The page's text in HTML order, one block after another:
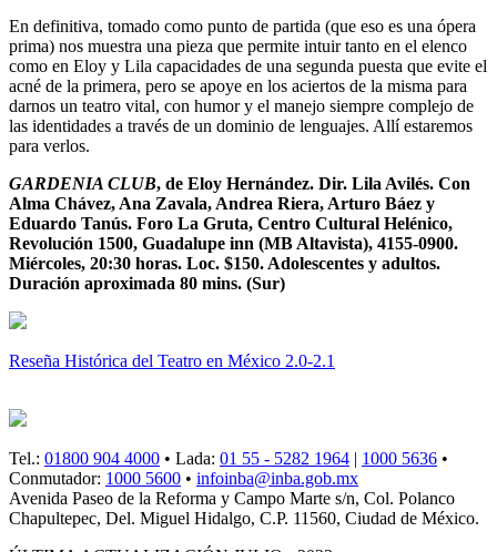
En definitiva, tomado como punto de partida (que eso es una ópera
prima) nos muestra una pieza que permite intuir tanto en el elenco
como en Eloy y Lila capacidades de una segunda puesta que evite el
acné de la primera, pero se apoye en los aciertos de la misma para
darnos un teatro vital, con humor y el manejo siempre complejo de
las identidades a través de un dominio de lenguajes. Allí estaremos
para verlos.
GARDENIA CLUB, de Eloy Hernández. Dir. Lila Avilés. Con
Alma Chávez, Ana Zavala, Andrea Riera, Arturo Báez y
Eduardo Tanús. Foro La Gruta, Centro Cultural Helénico,
Revolución 1500, Guadalupe inn (MB Altavista), 4155-0900.
Miércoles, 20:30 horas. Loc. $150. Adolescentes y adultos.
Duración aproximada 80 mins. (Sur)
Reseña Histórica del Teatro en México 2.0-2.1
Tel.: 01800 904 4000 • Lada: 01 55 - 5282 1964 | 1000 5636 •
Conmutador: 1000 5600 • infoinba@inba.gob.mx
Avenida Paseo de la Reforma y Campo Marte s/n, Col. Polanco
Chapultepec, Del. Miguel Hidalgo, C.P. 11560, Ciudad de México.